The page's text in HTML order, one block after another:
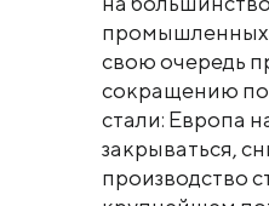
промышленных
свою очередь
сокращению
стали: Европа
закрываться,
производство